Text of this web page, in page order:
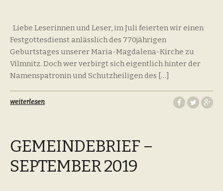
Liebe Leserinnen und Leser, im Juli feierten wir einen
Festgottesdienst anlässlich des 770jährigen
Geburtstages unserer Maria-Magdalena-Kirche zu
Vilmnitz. Doch wer verbirgt sich eigentlich hinter der
Namenspatronin und Schutzheiligen des […]
weiterlesen
GEMEINDEBRIEF –
SEPTEMBER 2019